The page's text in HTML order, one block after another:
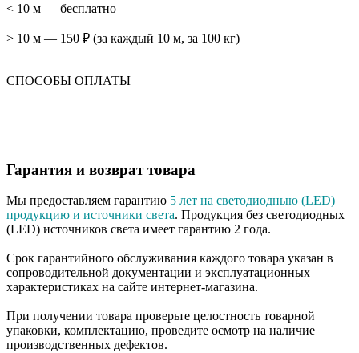
< 10 м — бесплатно
> 10 м — 150 ₽ (за каждый 10 м, за 100 кг)
СПОСОБЫ ОПЛАТЫ
Гарантия и возврат товара
Мы предоставляем гарантию 5 лет на светодиодныю (LED)
продукцию и источники света. Продукция без светодиодных
(LED) источников света имеет гарантию 2 года.
Срок гарантийного обслуживания каждого товара указан в
сопроводительной документации и эксплуатационных
характеристиках на сайте интернет-магазина.
При получении товара проверьте целостность товарной
упаковки, комплектацию, проведите осмотр на наличие
производственных дефектов.